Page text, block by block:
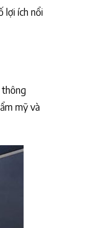
lợi ích nổi
thông
mỹ và